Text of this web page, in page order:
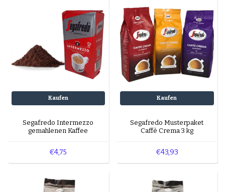
Kaufen
Segafredo Intermezzo
gemahlenen Kaffee
€4,75
Kaufen
Segafredo Musterpaket
Caffè Crema 3 kg
€43,93